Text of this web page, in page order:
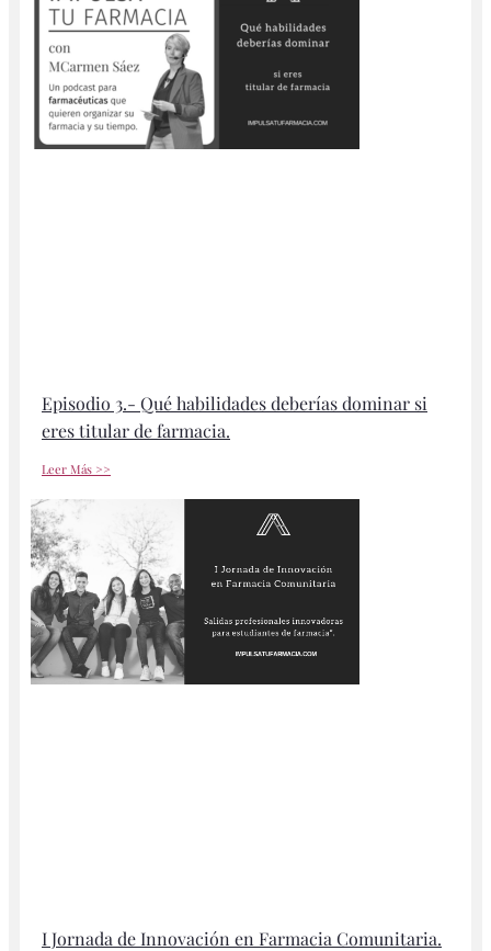
Episodio 3.- Qué habilidades deberías dominar si
eres titular de farmacia.
Leer Más >>
I Jornada de Innovación en Farmacia Comunitaria.